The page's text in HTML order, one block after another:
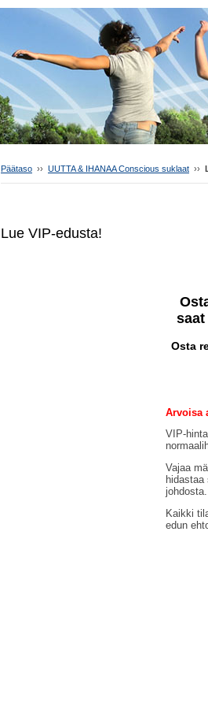
Päätaso ›› UUTTA & IHANAA Conscious suklaat ››
Lue VIP-edusta!
Osta
Arvoisa
VIP-
Vajaa
johdosta.
Kaikki
edun